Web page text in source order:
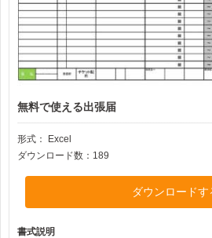
無料で使える出張届
形式： Excel
ダウンロード数：189
ダウンロードす
書式説明